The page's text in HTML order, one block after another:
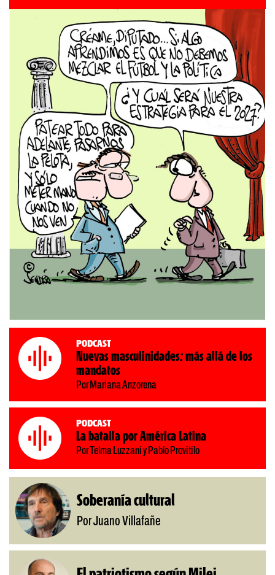
Podcast
Nuevas masculinidades: más allá de los
mandatos
Por Mariana Anzorena
Podcast
La batalla por América Latina
Por Telma Luzzani y Pablo Provitilo
Soberanía cultural
Por Juano Villafañe